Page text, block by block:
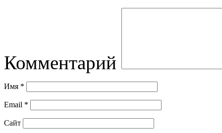
Комментарий
Имя *
Email *
Сайт